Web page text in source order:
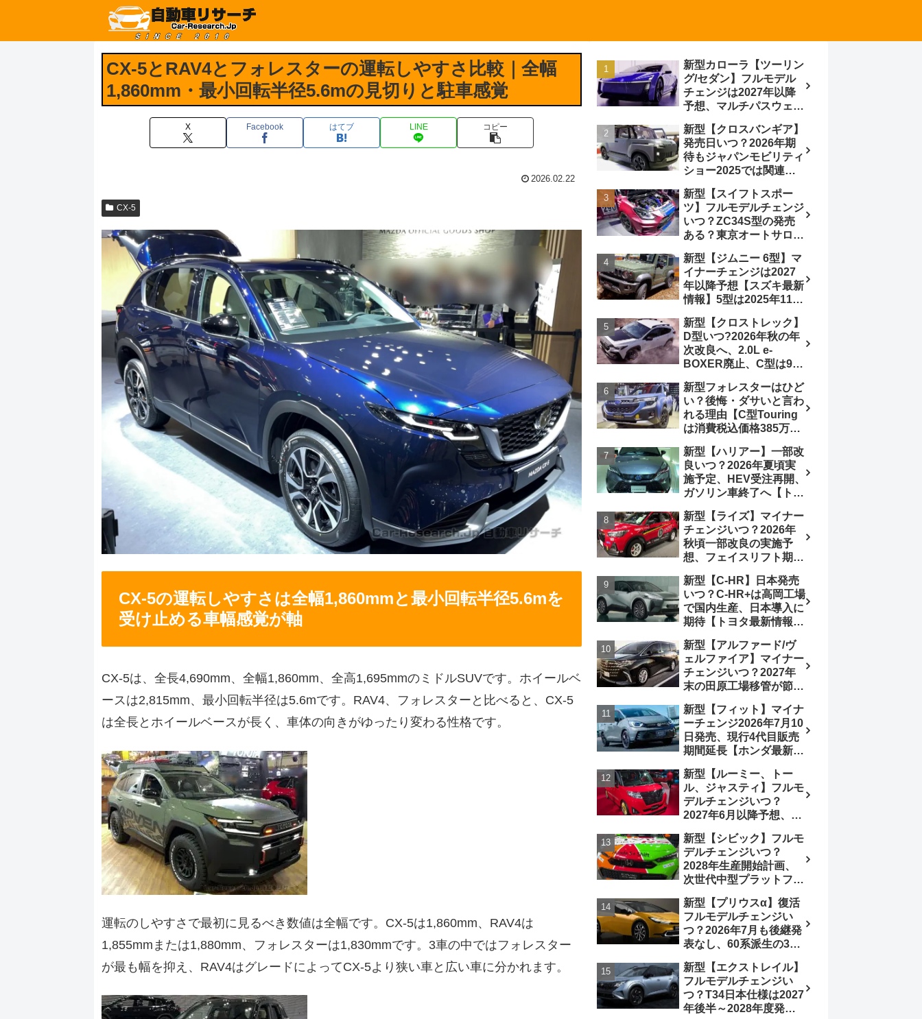
CX-5とRAV4とフォレスターの運転しやすさ比較｜全幅
1,860mm・最小回転半径5.6mの見切りと駐車感覚
X Facebook はてブ LINE コピー
2026.02.22
CX-5
CX-5の運転しやすさは全幅1,860mmと最小回転半径5.6mを
受け止める車幅感覚が軸
CX-5は、全長4,690mm、全幅1,860mm、全高1,695mmのミドルSUVです。ホイールベ
ースは2,815mm、最小回転半径は5.6mです。RAV4、フォレスターと比べると、CX-5
は全長とホイールベースが長く、車体の向きがゆったり変わる性格です。
運転のしやすさで最初に見るべき数値は全幅です。CX-5は1,860mm、RAV4は
1,855mmまたは1,880mm、フォレスターは1,830mmです。3車の中ではフォレスター
が最も幅を抑え、RAV4はグレードによってCX-5より狭い車と広い車に分かれます。
新型カローラ【ツーリン
グ/セダン】フルモデル
チェンジは2027年以降
予想、マルチパスウェイ
BEVからの派生で新開発
小型エンジン搭載の
HEV/PHEV、ギガキャ
ストの採用は無しか【ト
ヨタ最新情報】60周年記
念車発売
新型【クロスバンギア】
発売日いつ？2026年期
待もジャパンモビリティ
ショー2025では関連モ
最新情報】ベース車ノ
ア/ヴォクシーの台湾生
産開始に注目、「ギア」
のほか「コア」と「ツー
ル」、デリカD:5対抗の
クロスオーバーSUVミニ
バン
新型【スイフトスポー
ツ】フルモデルチェンジ
いつ？ZC34S型の発売
ある？東京オートサロン
エロー レヴはスイスポ
コンセプトか？ハイブリ
ッド化/重量増/価格アッ
プが争点【スズキ最新情
報】特別仕様車
「ZC33S Final
Edition」終了
新型【ジムニー 6型】マ
イナーチェンジは2027
年以降予想【スズキ最新
情報】5型は2025年11月
ACC・スズキコネクト
採用
新型【クロストレック】
D型いつ?2026年秋の年
次改良へ、2.0L e-
BOXER廃止、C型は9月
ーボ採用予想【スバル最
新情報】
新型フォレスターはひど
い？後悔・ダサいと言わ
れる理由【C型Touring
は消費税込価格385万円
19.1km/L、納期4～5か
月】ナビUI・冬用タイ
ヤ・ウィルダネス日本発
売は？カーオブザイヤー
とJNCAP大賞受賞後も
残る注意点
新型【ハリアー】一部改
良いつ？2026年夏頃実
施予定、HEV受注再開、
ガソリン車終了へ【トヨ
チェンジ2027年以降予
想
新型【ライズ】マイナー
チェンジいつ？2026年
秋頃一部改良の実施予
想、フェイスリフト期
2～3ヵ月に短縮【ダイハ
ツ最新情報】前回改良は
2024年11月5日、価格
180.07～244.2万円、値
上げ約8～10万円、法規
対応、ハイブリッド
4WD追加まだ、フルモ
デルチェンジはトヨタが
介入か
新型【C-HR】日本発売
いつ？C-HR+は高岡工場
で国内生産、日本導入に
期待【トヨタ最新情報】
売、2代目HEV・PHEV
は日本未導入
新型【アルファード/ヴ
ェルファイア】マイナー
チェンジいつ？2027年
末の田原工場移管が節目
のフェイスリフト予想
【トヨタ最新情報】
2026年6月一部改良済
み、消費税込価格559万
9000円から
新型【フィット】マイナ
ーチェンジ2026年7月10
日発売、現行4代目販売
期間延長【ホンダ最新情
いつ？フルモデルチェン
ジは2029年頃まで遅れ
る予想
新型【ルーミー、トー
ル、ジャスティ】フルモ
デルチェンジいつ？
2027年6月以降予想、ビ
う無い？【トヨタ最新情
報】1.2Lハイブリッド追
加は次期型に期待
新型【シビック】フルモ
デルチェンジいつ？
2028年生産開始計画、
次世代中型プラットフォ
搭載予想【ホンダ最新情
報】Honda S+ Shiftは現
行e:HEV RS 消費税込
4,659,600円で先行導入
新型【プリウスα】復活
フルモデルチェンジい
つ？2026年7月も後継発
表なし、60系派生の3列
発売される可能性は【ト
ヨタ最新情報デザイン予
想画像】スライドドア装
備の要望も
新型【エクストレイル】
フルモデルチェンジい
つ？T34日本仕様は2027
年後半～2028年度発売